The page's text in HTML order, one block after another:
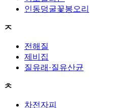
인동덩굴꽃봉오리
ㅈ
전해질
제비집
질유래·질유산균
ㅊ
차전자피